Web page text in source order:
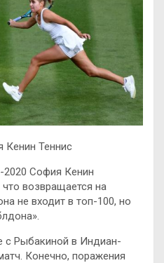
Кенин Теннис
2020 София Кенин
что возвращается на
не входит в топ-100, но
с Рыбакиной в Индиан-
Конечно, поражения